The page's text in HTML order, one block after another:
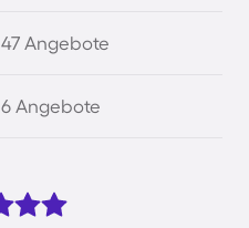
47 Angebote
6 Angebote